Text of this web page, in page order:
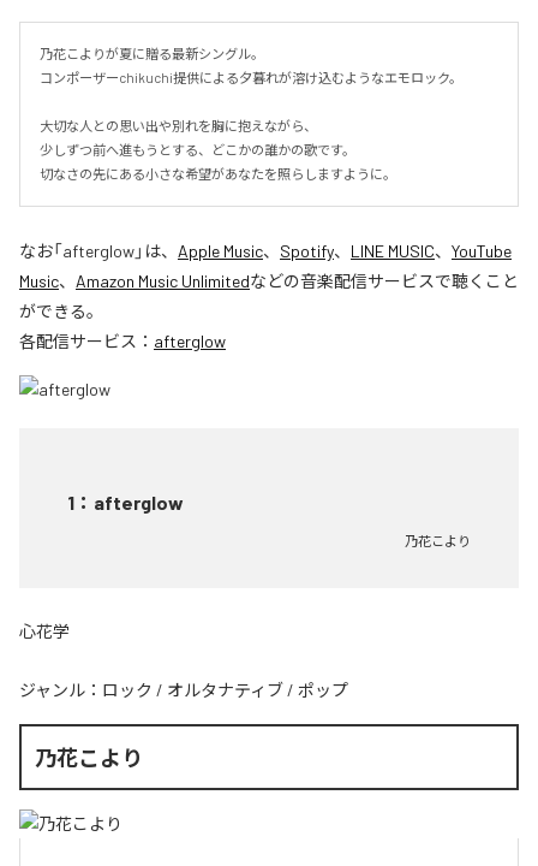
乃花こよりが夏に贈る最新シングル。
コンポーザーchikuchi提供による夕暮れが溶け込むようなエモロック。
大切な人との思い出や別れを胸に抱えながら、
少しずつ前へ進もうとする、どこかの誰かの歌です。
切なさの先にある小さな希望があなたを照らしますように。
なお「afterglow」は、 Apple Music、 Spotify、 LINE MUSIC、 YouTube
Music、 Amazon Music Unlimitedなどの音楽配信サービスで聴くこと
ができる。
各配信サービス： afterglow
1 ： afterglow
乃花こより
心花学
ジャンル： ロック / オルタナティブ / ポップ
乃花こより